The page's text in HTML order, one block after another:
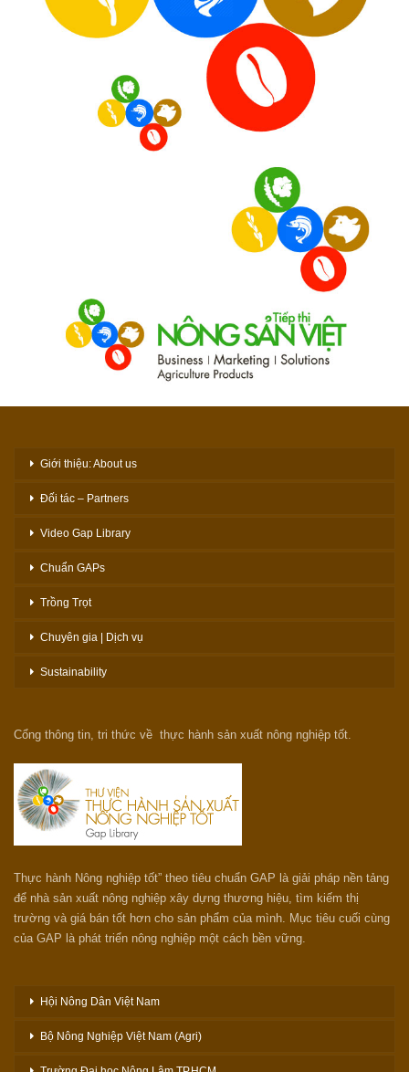
Giới thiệu: About us
Đối tác – Partners
Video Gap Library
Chuẩn GAPs
Trồng Trọt
Chuyên gia | Dịch vụ
Sustainability
Cổng thông tin, tri thức về thực hành sản xuất nông nghiệp tốt.
Thực hành Nông nghiệp tốt” theo tiêu chuẩn GAP là giải pháp nền tảng
để nhà sản xuất nông nghiệp xây dựng thương hiệu, tìm kiếm thị
trường và giá bán tốt hơn cho sản phẩm của mình. Mục tiêu cuối cùng
của GAP là phát triển nông nghiệp một cách bền vững.
Hội Nông Dân Việt Nam
Bộ Nông Nghiệp Việt Nam (Agri)